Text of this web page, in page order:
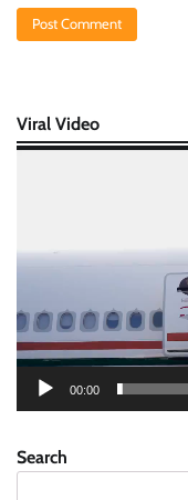
Viral Video
00:00
Search